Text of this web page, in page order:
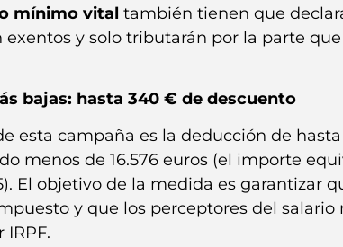
mínimo vital también tienen que
exentos y solo tributarán por la parte
bajas: hasta 340 € de descuento
esta campaña es la deducción de
menos de 16.576 euros (el importe
El objetivo de la medida es garantizar
y que los perceptores del